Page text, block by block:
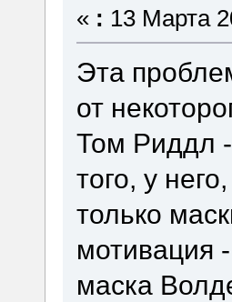
« : 13 Марта
Эта
от
Том Риддл -
того, у
только
мотивация
маска